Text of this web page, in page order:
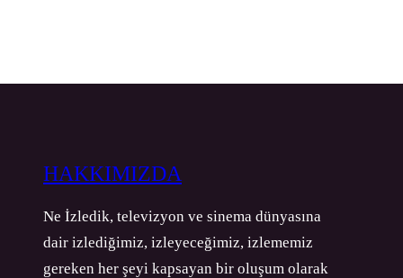
HAKKIMIZDA
Ne İzledik, televizyon ve sinema dünyasına
dair izlediğimiz, izleyeceğimiz, izlememiz
gereken her şeyi kapsayan bir oluşum olarak